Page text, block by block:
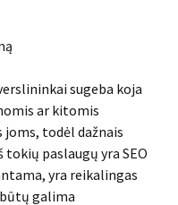
sugeba koja
ar kitomis
todėl dažnais
paslaugų yra SEO
yra reikalingas
galima